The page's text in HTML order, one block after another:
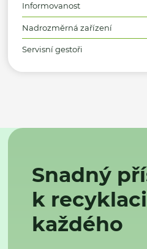
Informovanost
Nadrozměrná zařízení
Servisní gestoři
Snadný
k
každého